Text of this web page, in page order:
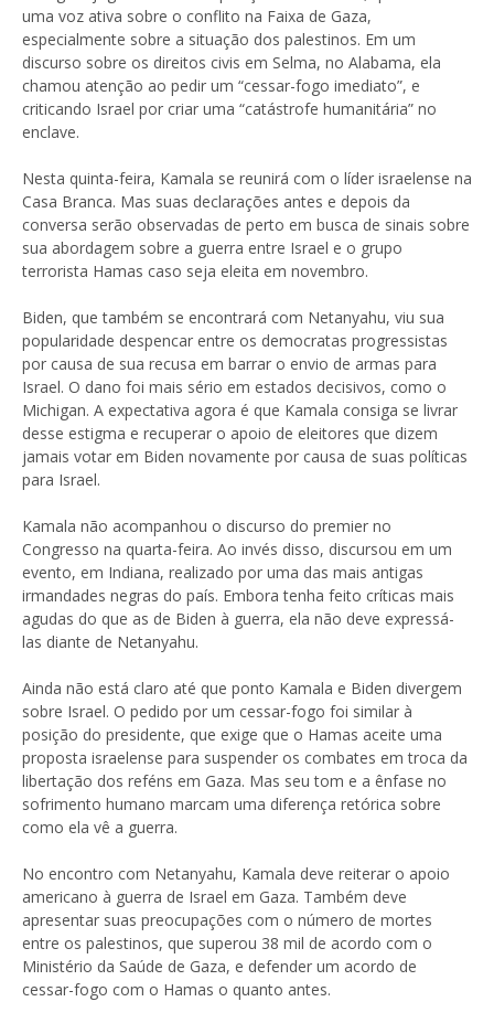
uma voz ativa sobre o conflito na Faixa de Gaza,
especialmente sobre a situação dos palestinos. Em um
discurso sobre os direitos civis em Selma, no Alabama, ela
chamou atenção ao pedir um “cessar-fogo imediato”, e
criticando Israel por criar uma “catástrofe humanitária” no
enclave.
Nesta quinta-feira, Kamala se reunirá com o líder israelense na
Casa Branca. Mas suas declarações antes e depois da
conversa serão observadas de perto em busca de sinais sobre
sua abordagem sobre a guerra entre Israel e o grupo
terrorista Hamas caso seja eleita em novembro.
Biden, que também se encontrará com Netanyahu, viu sua
popularidade despencar entre os democratas progressistas
por causa de sua recusa em barrar o envio de armas para
Israel. O dano foi mais sério em estados decisivos, como o
Michigan. A expectativa agora é que Kamala consiga se livrar
desse estigma e recuperar o apoio de eleitores que dizem
jamais votar em Biden novamente por causa de suas políticas
para Israel.
Kamala não acompanhou o discurso do premier no
Congresso na quarta-feira. Ao invés disso, discursou em um
evento, em Indiana, realizado por uma das mais antigas
irmandades negras do país. Embora tenha feito críticas mais
agudas do que as de Biden à guerra, ela não deve expressá-
las diante de Netanyahu.
Ainda não está claro até que ponto Kamala e Biden divergem
sobre Israel. O pedido por um cessar-fogo foi similar à
posição do presidente, que exige que o Hamas aceite uma
proposta israelense para suspender os combates em troca da
libertação dos reféns em Gaza. Mas seu tom e a ênfase no
sofrimento humano marcam uma diferença retórica sobre
como ela vê a guerra.
No encontro com Netanyahu, Kamala deve reiterar o apoio
americano à guerra de Israel em Gaza. Também deve
apresentar suas preocupações com o número de mortes
entre os palestinos, que superou 38 mil de acordo com o
Ministério da Saúde de Gaza, e defender um acordo de
cessar-fogo com o Hamas o quanto antes.